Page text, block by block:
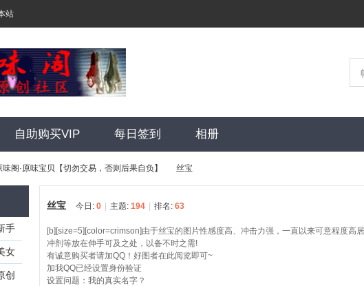
站
自助购买VIP 每日签到 相册
味阁·原味宝贝【切勿交易，否则后果自负】
›
丝宝
手
女
开
创
丝宝 今日: 0 主题: 194 排名: 63
[b][size=5][color=crimson]由于丝宝的图片性感度高、冲击力强，一直以来可意程度高
冲剂等放在伸手可及之处，以备不时之需!
有诚意购买者请加QQ！好图者在此阅览即可~
加我QQ已经设置身份验证
设置问题：我的真实名字？